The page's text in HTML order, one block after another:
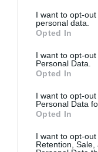
not limited to your
grant or deny
use your data for
consent section.
I want to opt-
personal data.
Opted In
I want to opt-
Personal Data.
Opted In
I want to opt-
Personal Data
Opted In
I want to opt-out
Retention,